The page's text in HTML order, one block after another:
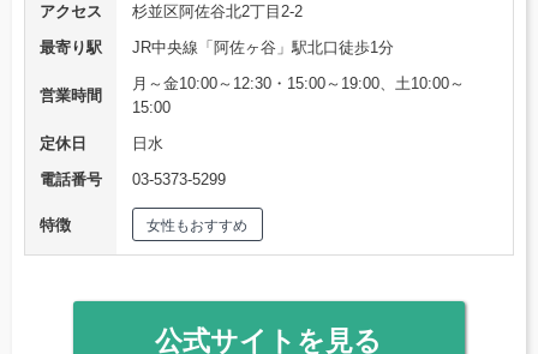
アクセス
杉並区阿佐谷北2丁目2-2
最寄り駅
JR中央線「阿佐ヶ谷」駅北口徒歩1分
営業時間
月～金10:00～12:30・15:00～19:00、土10:00～
15:00
定休日
日水
電話番号
03-5373-5299
特徴 女性もおすすめ
公式サイトを見る